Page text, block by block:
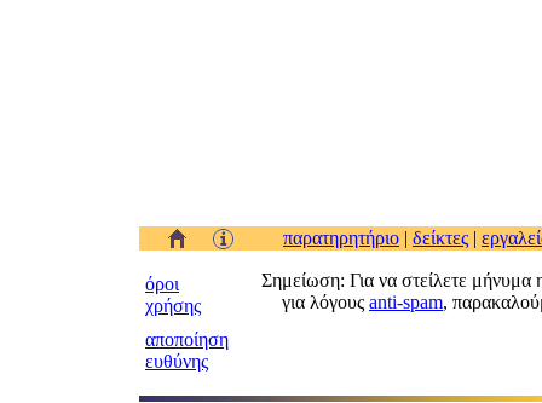
παρατηρητήριο | δείκτες |
όροι
χρήσης
αποποίηση
ευθύνης
Σημείωση: Για να στείλετε
για λόγους anti-spam,